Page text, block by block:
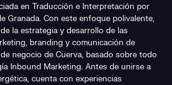
en Traducción e Interpretación por
Granada. Con este enfoque polivalente,
la estrategia y desarrollo de las
branding y comunicación de
negocio de Cuerva, basado sobre todo
Inbound Marketing. Antes de unirse a
cuenta con experiencias